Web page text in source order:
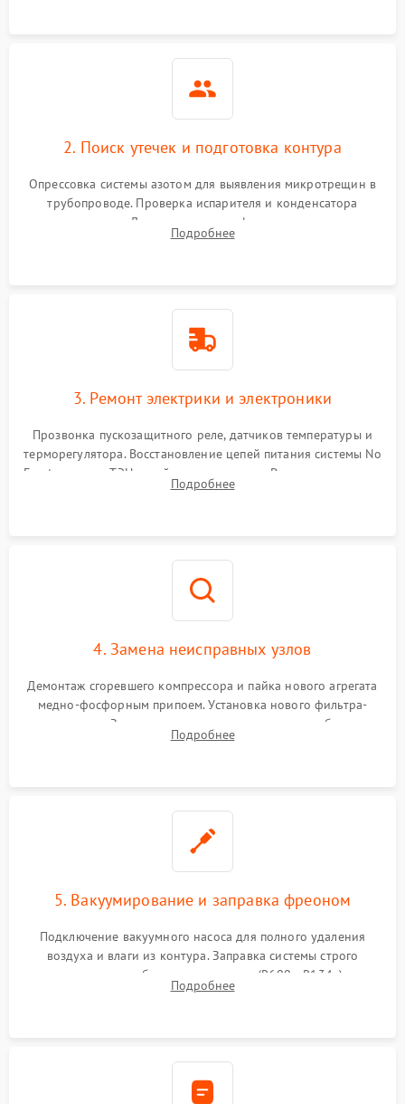
2. Поиск утечек и подготовка контура
Опрессовка системы азотом для выявления микротрещин в
трубопроводе. Проверка испарителя и конденсатора
течеискателем. Демонтаж старого фильтра-осушителя и
продувка капиллярной трубки для устранения засоров.
Подробнее
3. Ремонт электрики и электроники
Прозвонка пускозащитного реле, датчиков температуры и
терморегулятора. Восстановление цепей питания системы No
Frost, включая ТЭН оттайки и вентилятор. Ремонт или замена
платы управления при сбоях алгоритмов.
Подробнее
4. Замена неисправных узлов
Демонтаж сгоревшего компрессора и пайка нового агрегата
медно-фосфорным припоем. Установка нового фильтра-
осушителя. Замена изношенных вентиляторов обдува,
сломанных заслонок или поврежденных дверных петель.
Подробнее
5. Вакуумирование и заправка фреоном
Подключение вакуумного насоса для полного удаления
воздуха и влаги из контура. Заправка системы строго
дозированным объемом хладагента (R600a, R134a) по
электронным весам. Контроль рабочего давления в системе.
Подробнее